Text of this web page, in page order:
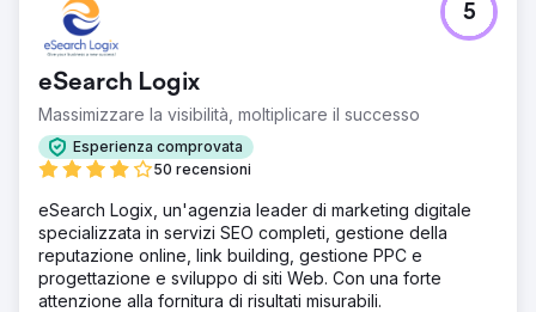
eSearch Logix
Massimizzare la visibilità, moltiplicare il successo
Esperienza comprovata
50 recensioni
5
eSearch Logix, un'agenzia leader di marketing digitale
specializzata in servizi SEO completi, gestione della
reputazione online, link building, gestione PPC e
progettazione e sviluppo di siti Web. Con una forte
attenzione alla fornitura di risultati misurabili.